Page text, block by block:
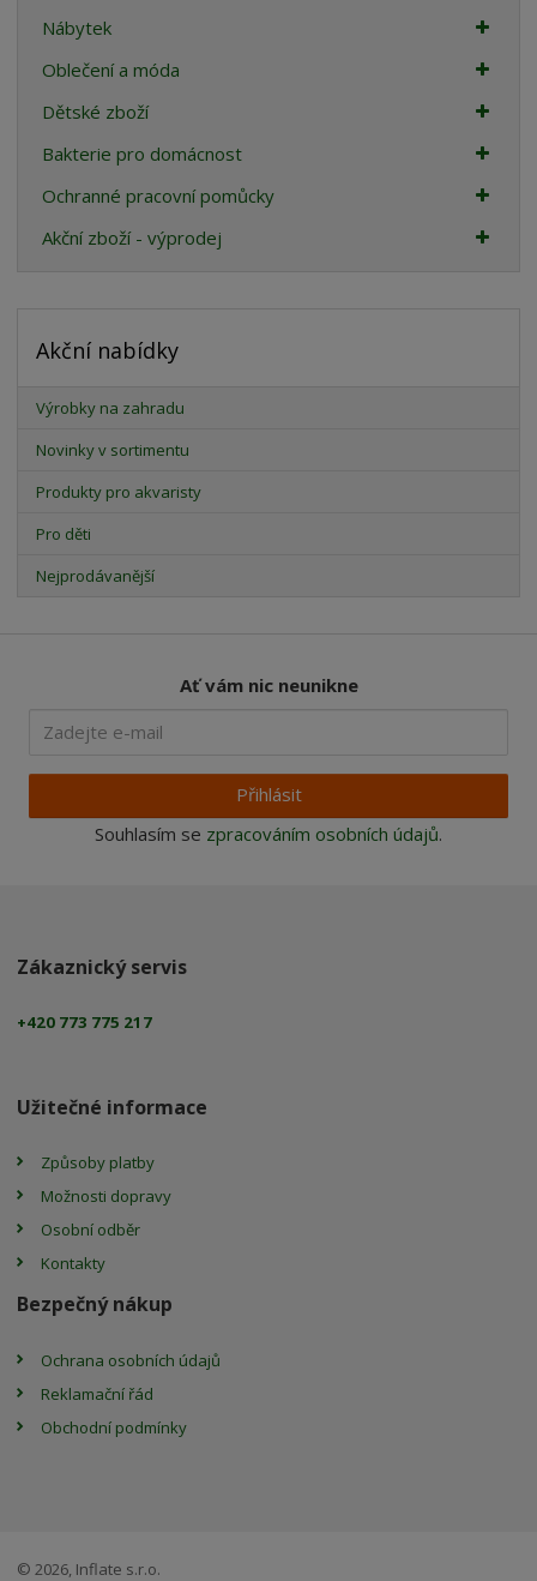
Nábytek
Oblečení a móda
Dětské zboží
Bakterie pro domácnost
Ochranné pracovní pomůcky
Akční zboží - výprodej
Akční nabídky
Výrobky na zahradu
Novinky v sortimentu
Produkty pro akvaristy
Pro děti
Nejprodávanější
Ať vám nic neunikne
Přihlásit
Souhlasím se zpracováním osobních údajů.
Zákaznický servis
+420 773 775 217
Užitečné informace
Způsoby platby
Možnosti dopravy
Osobní odběr
Kontakty
Bezpečný nákup
Ochrana osobních údajů
Reklamační řád
Obchodní podmínky
© 2026, Inflate s.r.o.